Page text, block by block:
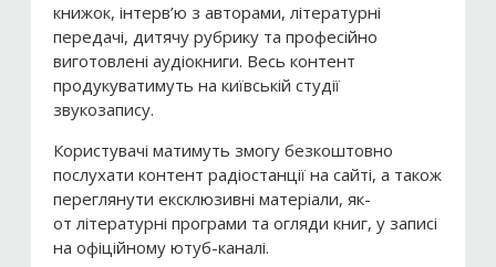
книжок, інтерв’ю з авторами, літературні
передачі, дитячу рубрику та професійно
виготовлені аудіокниги. Весь контент
продукуватимуть на київській студії
звукозапису.
Користувачі матимуть змогу безкоштовно
послухати контент радіостанції на сайті, а також
переглянути ексклюзивні матеріали, як-
от літературні програми та огляди книг, у записі
на офіційному ютуб-каналі.